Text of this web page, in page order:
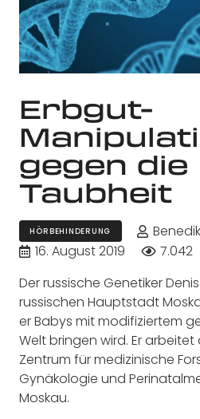
Erbgut-
gegen die
Taubheit
HÖRBEHINDERUNG
16. August 2019
7.042
Der russische Genetiker
russischen Hauptstadt
er Babys mit modifiziertem
Welt bringen wird. Er
Zentrum für medizinische
Gynäkologie und
Moskau.